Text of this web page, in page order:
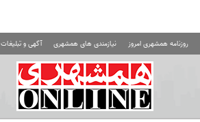
روزنامه همشهری امروز نیازمندی های همشهری آگهی و تبلیغات